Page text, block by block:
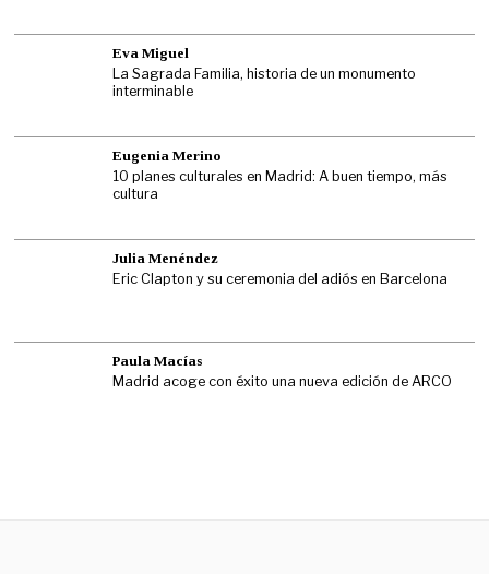
Eva Miguel
La Sagrada Familia, historia de un monumento
interminable
Eugenia Merino
10 planes culturales en Madrid: A buen tiempo, más
cultura
Julia Menéndez
Eric Clapton y su ceremonia del adiós en Barcelona
Paula Macías
Madrid acoge con éxito una nueva edición de ARCO